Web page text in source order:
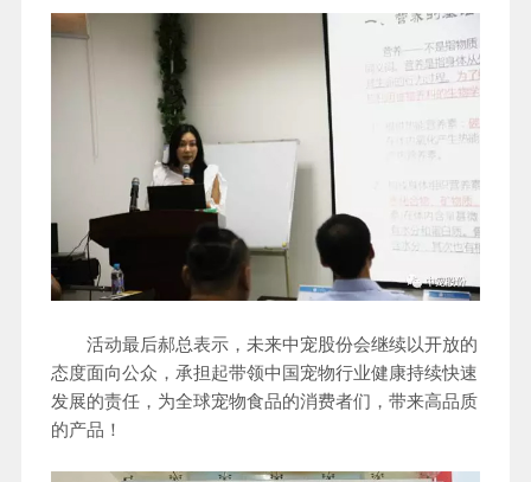
活动最后郝总表示，未来中宠股份会继续以开放的
态度面向公众，承担起带领中国宠物行业健康持续快速
发展的责任，为全球宠物食品的消费者们，带来高品质
的产品！